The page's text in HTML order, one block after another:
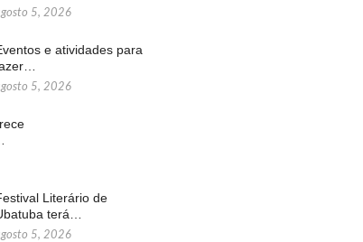
5, 2026
e atividades para
5, 2026
Literário de
terá…
5, 2026